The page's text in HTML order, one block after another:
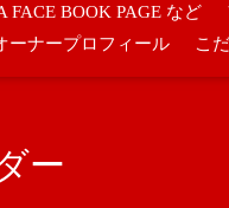
FACE BOOK PAGE など
ーナープロフィール こ
ー